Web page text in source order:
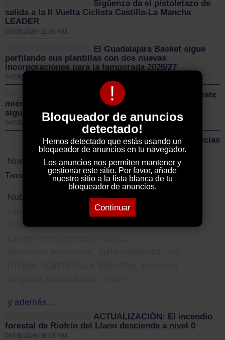
!
Bloqueador de anuncios
detectado!
Hemos detectado que estás usando un
bloqueador de anuncios en tu navegador.
Los anuncios nos permiten mantener y
gestionar este sitio. Por favor, añade
nuestro sitio a la lista blanca de tu
bloqueador de anuncios.
Continuar
Sigüenza da el pistoletazo de
salida a la II Vuelta Ciclista Castilla-La Mancha
LEADER
05/08/2026 01:00 PM
El Guadalajara Basket sigue
perfilando sus plantillas con dos nuevas
incorporaciones para la temporada 2026/27
04/08/2026 10:18 AM
El CD Guadalajara afronta este
miércoles su primer amistoso de pretemporada y
sigue reforzando la plantilla
04/08/2026 10:12 AM
Más noticias
Nuestro Twitter
Tweets by ElDecanodeGuad1
Nube de Tags
donaciones
formación Micorriza
y además...
ACTUALIZACIÓN: El incendio
forestal de Riofrío del Llano desciende a nivel 0
06/08/2026 08:53 PM